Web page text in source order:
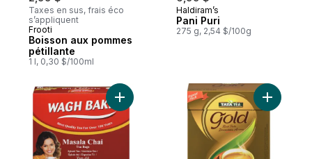
Taxes en sus, frais éco
s’appliquent
Frooti
Boisson aux pommes
pétillante
1 l, 0,30 $/100ml
Haldiram’s
Pani Puri
275 g, 2,54 $/100g
Ajouter Sachets de thé chai Masala,